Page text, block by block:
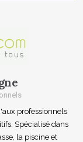
professionnels
Spécialisé dans
la piscine et